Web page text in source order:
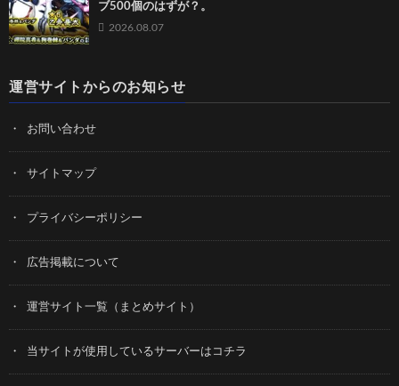
ブ500個のはずが？。
2026.08.07
運営サイトからのお知らせ
お問い合わせ
サイトマップ
プライバシーポリシー
広告掲載について
運営サイト一覧（まとめサイト）
当サイトが使用しているサーバーはコチラ